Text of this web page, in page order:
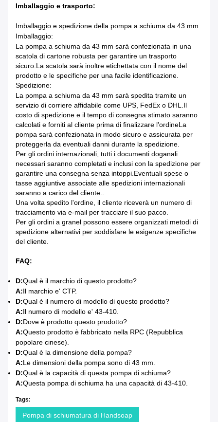
Imballaggio e trasporto:
Imballaggio e spedizione della pompa a schiuma da 43 mm
Imballaggio:
La pompa a schiuma da 43 mm sarà confezionata in una
scatola di cartone robusta per garantire un trasporto
sicuro.La scatola sarà inoltre etichettata con il nome del
prodotto e le specifiche per una facile identificazione.
Spedizione:
La pompa a schiuma da 43 mm sarà spedita tramite un
servizio di corriere affidabile come UPS, FedEx o DHL.Il
costo di spedizione e il tempo di consegna stimato saranno
calcolati e forniti al cliente prima di finalizzare l'ordineLa
pompa sarà confezionata in modo sicuro e assicurata per
proteggerla da eventuali danni durante la spedizione.
Per gli ordini internazionali, tutti i documenti doganali
necessari saranno completati e inclusi con la spedizione per
garantire una consegna senza intoppi.Eventuali spese o
tasse aggiuntive associate alle spedizioni internazionali
saranno a carico del cliente..
Una volta spedito l'ordine, il cliente riceverà un numero di
tracciamento via e-mail per tracciare il suo pacco.
Per gli ordini a granel possono essere organizzati metodi di
spedizione alternativi per soddisfare le esigenze specifiche
del cliente.
FAQ:
D:Qual è il marchio di questo prodotto?
A:Il marchio e' CTP.
D:Qual è il numero di modello di questo prodotto?
A:Il numero di modello e' 43-410.
D:Dove è prodotto questo prodotto?
A:Questo prodotto è fabbricato nella RPC (Repubblica
popolare cinese).
D:Qual è la dimensione della pompa?
A:Le dimensioni della pompa sono di 43 mm.
D:Qual è la capacità di questa pompa di schiuma?
A:Questa pompa di schiuma ha una capacità di 43-410.
Tags:
Pompa di schiumatura di Handsoap